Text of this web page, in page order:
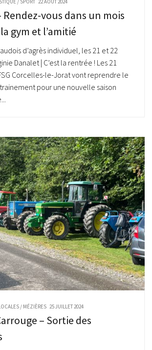
/ SPORT 22 AOÛT 2024
Rendez-vous dans un mois
gym et l’amitié
d’agrès individuel, les 21 et 22
Danalet | C’est la rentrée ! Les 21
Corcelles-le-Jorat vont reprendre le
pour une nouvelle saison
/ MÉZIÈRES 25 JUILLET 2024
– Sortie des